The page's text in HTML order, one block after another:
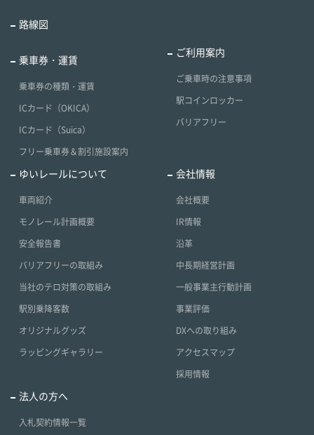
路線図
乗車券・運賃
乗車券の種類・運賃
ICカード（OKICA）
ICカード（Suica）
フリー乗車券＆割引施設案内
ご利用案内
ご乗車時の注意事項
駅コインロッカー
バリアフリー
ゆいレールについて
車両紹介
モノレール計画概要
安全報告書
バリアフリーの取組み
当社のテロ対策の取組み
駅別乗降客数
オリジナルグッズ
ラッピングギャラリー
会社情報
会社概要
IR情報
沿革
中長期経営計画
一般事業主行動計画
事業評価
DXへの取り組み
アクセスマップ
採用情報
法人の方へ
入札契約情報一覧